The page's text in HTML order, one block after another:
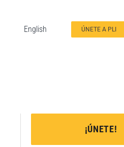
English ÚNETE A PLI
¡ÚNETE!